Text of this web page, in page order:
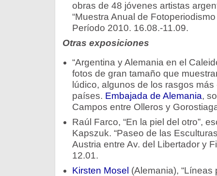
obras de 48 jóvenes artistas
“Muestra Anual de
Período 2010. 16.08.-11.09.
Otras exposiciones
“Argentina y Alemania en el
fotos de gran tamaño que
lúdico, algunos de los rasgos
países. Embajada de Alemania,
Campos entre Olleros y
Raúl Farco, “En la piel del otro”,
Kapszuk. “Paseo de las
Austria entre Av. del Libertador y
12.01.
Kirsten Mosel (Alemania), “Líneas